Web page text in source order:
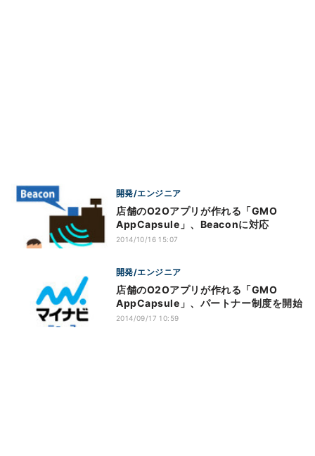
開発/エンジニア
店舗のO2Oアプリが作れる「GMO
AppCapsule」、Beaconに対応
2014/10/16 15:07
開発/エンジニア
店舗のO2Oアプリが作れる「GMO
AppCapsule」、パートナー制度を開始
2014/09/17 10:59